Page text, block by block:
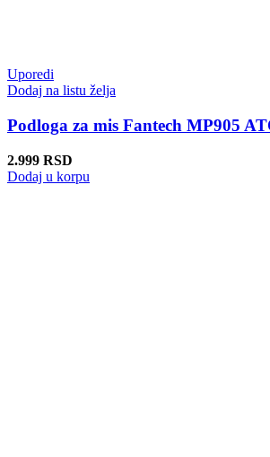
Uporedi
Dodaj na listu želja
Podloga za mis Fantech MP905
2.999 RSD
Dodaj u korpu